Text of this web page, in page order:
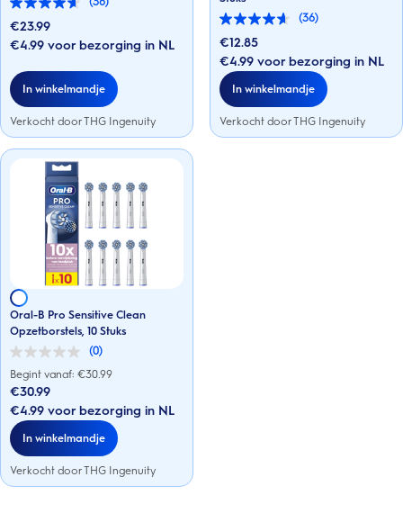
4.6
van
5
36
beoordelingen
€23.99
€4.99 voor bezorging in NL
In winkelmandje
Verkocht door THG Ingenuity
(36)
4.6
van
5
sterren.
36
beoordelingen
€12.85
€4.99 voor bezorging in NL
In winkelmandje
Verkocht door THG Ingenuity
Oral-B Pro Sensitive Clean
Opzetborstels, 10 Stuks
(0)
0.0
van
de
5
sterren.
Begint vanaf: €30.99
€30.99
€4.99 voor bezorging in NL
In winkelmandje
Verkocht door THG Ingenuity